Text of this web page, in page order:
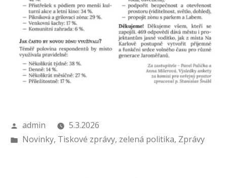
Autor
admin
5.3.2026
Publikováno
Novinky, Tiskové zprávy, zelená politika, Zprávy